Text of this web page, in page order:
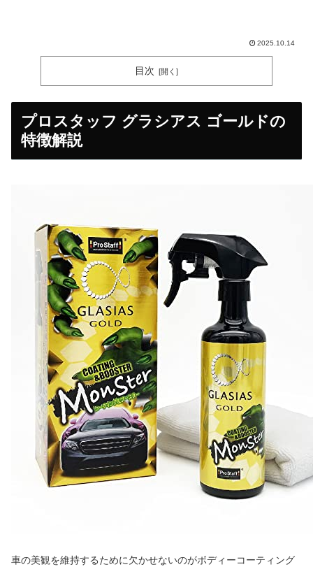
2025.10.14
目次
プロスタッフ グラシアス ゴールドの
特徴解説
車の美観を維持するために欠かせないのがボディーコーティング